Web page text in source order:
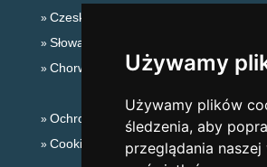
Używamy
Używamy plików
śledzenia, aby
przeglądania naszej
Czeskie Góry
Słowackie góry
Chorwacja
Ochrona prywatności
Cookies